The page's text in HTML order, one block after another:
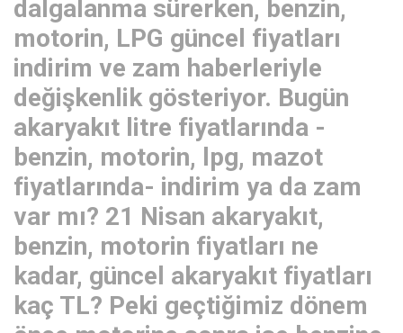
dalgalanma sürerken, benzin,
motorin, LPG güncel fiyatları
indirim ve zam haberleriyle
değişkenlik gösteriyor. Bugün
akaryakıt litre fiyatlarında -
benzin, motorin, lpg, mazot
fiyatlarında- indirim ya da zam
var mı? 21 Nisan akaryakıt,
benzin, motorin fiyatları ne
kadar, güncel akaryakıt fiyatları
kaç TL? Peki geçtiğimiz dönem